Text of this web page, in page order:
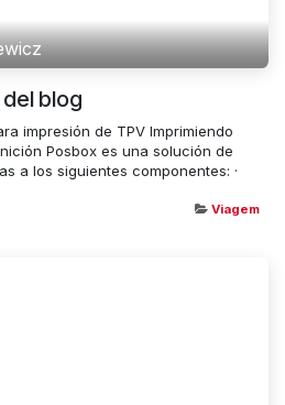
blog
impresión de TPV Imprimiendo
Posbox es una solución de
a los siguientes componentes: ·
Viagem